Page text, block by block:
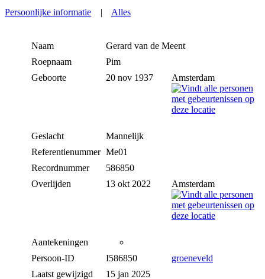
Persoonlijke informatie | Alles
Naam Gerard van de Meent
Roepnaam
Pim
Geboorte
20 nov 1937 Amsterdam
Geslacht
Mannelijk
Referentienummer Me01
Recordnummer
586850
Overlijden
13 okt 2022 Amsterdam
Aantekeningen
Persoon-ID
I586850
groeneveld
Laatst gewijzigd
15 jan 2025